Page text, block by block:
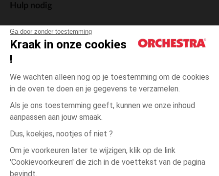
Ga door zonder toestemming
Kraak in onze cookies
!
We wachten alleen nog op je toestemming om de cookies
in de oven te doen en je gegevens te verzamelen.
Als je ons toestemming geeft, kunnen we onze inhoud
aanpassen aan jouw smaak.
Dus, koekjes, nootjes of niet ?
Om je voorkeuren later te wijzigen, klik op de link
'Cookievoorkeuren' die zich in de voettekst van de pagina
bevindt.
Wit Wit
15-
Hulp nodig
Algemene verkoopsvoorwaarden
Wettelijke bepalingen
Persoonsgegevens